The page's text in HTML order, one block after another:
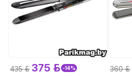
435 р. 375 р. -14% 360 р.